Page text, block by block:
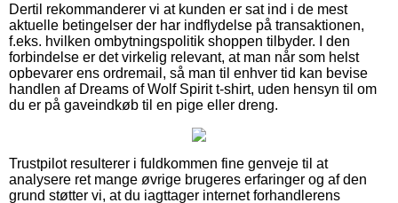
Dertil rekommanderer vi at kunden er sat ind i de mest
aktuelle betingelser der har indflydelse på transaktionen,
f.eks. hvilken ombytningspolitik shoppen tilbyder. I den
forbindelse er det virkelig relevant, at man når som helst
opbevarer ens ordremail, så man til enhver tid kan bevise
handlen af Dreams of Wolf Spirit t-shirt, uden hensyn til om
du er på gaveindkøb til en pige eller dreng.
Trustpilot resulterer i fuldkommen fine genveje til at
analysere ret mange øvrige brugeres erfaringer og af den
grund støtter vi, at du iagttager internet forhandlerens